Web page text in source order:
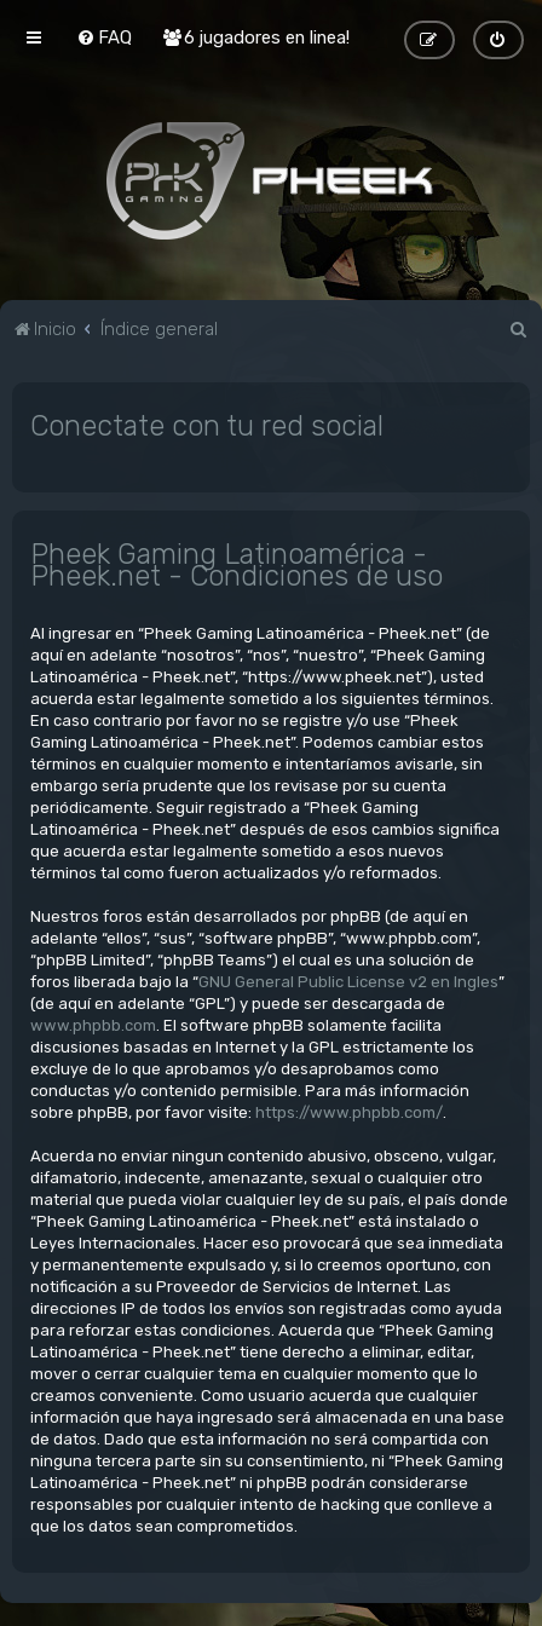
FAQ 6 jugadores en linea!
Inicio Índice general
Conectate con tu red social
Pheek Gaming Latinoamérica -
Pheek.net - Condiciones de uso
Al ingresar en “Pheek Gaming Latinoamérica - Pheek.net” (de
aquí en adelante “nosotros”, “nos”, “nuestro”, “Pheek Gaming
Latinoamérica - Pheek.net”, “https://www.pheek.net”), usted
acuerda estar legalmente sometido a los siguientes términos.
En caso contrario por favor no se registre y/o use “Pheek
Gaming Latinoamérica - Pheek.net”. Podemos cambiar estos
términos en cualquier momento e intentaríamos avisarle, sin
embargo sería prudente que los revisase por su cuenta
periódicamente. Seguir registrado a “Pheek Gaming
Latinoamérica - Pheek.net” después de esos cambios significa
que acuerda estar legalmente sometido a esos nuevos
términos tal como fueron actualizados y/o reformados.
Nuestros foros están desarrollados por phpBB (de aquí en
adelante “ellos”, “sus”, “software phpBB”, “www.phpbb.com”,
“phpBB Limited”, “phpBB Teams”) el cual es una solución de
foros liberada bajo la “GNU General Public License v2 en Ingles”
(de aquí en adelante “GPL”) y puede ser descargada de
www.phpbb.com . El software phpBB solamente facilita
discusiones basadas en Internet y la GPL estrictamente los
excluye de lo que aprobamos y/o desaprobamos como
conductas y/o contenido permisible. Para más información
sobre phpBB, por favor visite: https://www.phpbb.com/
Acuerda no enviar ningun contenido abusivo, obsceno, vulgar,
difamatorio, indecente, amenazante, sexual o cualquier otro
material que pueda violar cualquier ley de su país, el país donde
“Pheek Gaming Latinoamérica - Pheek.net” está instalado o
Leyes Internacionales. Hacer eso provocará que sea inmediata
y permanentemente expulsado y, si lo creemos oportuno, con
notificación a su Proveedor de Servicios de Internet. Las
direcciones IP de todos los envíos son registradas como ayuda
para reforzar estas condiciones. Acuerda que “Pheek Gaming
Latinoamérica - Pheek.net” tiene derecho a eliminar, editar,
mover o cerrar cualquier tema en cualquier momento que lo
creamos conveniente. Como usuario acuerda que cualquier
información que haya ingresado será almacenada en una base
de datos. Dado que esta información no será compartida con
ninguna tercera parte sin su consentimiento, ni “Pheek Gaming
Latinoamérica - Pheek.net” ni phpBB podrán considerarse
responsables por cualquier intento de hacking que conlleve a
que los datos sean comprometidos.